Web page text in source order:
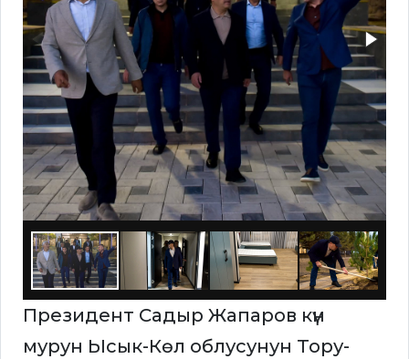
Президент Садыр Жапаров күн
мурун Ысык-Көл облусунун Тору-